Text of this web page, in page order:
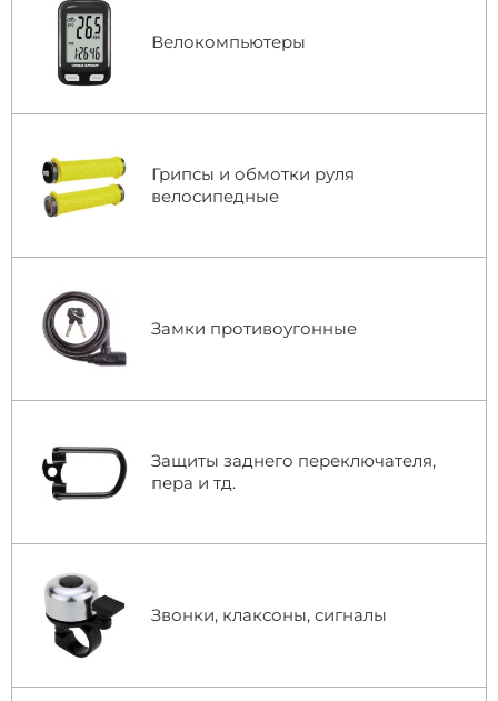
Велокомпьютеры
Грипсы и обмотки руля
велосипедные
Замки противоугонные
Защиты заднего переключателя,
пера и тд.
Звонки, клаксоны, сигналы